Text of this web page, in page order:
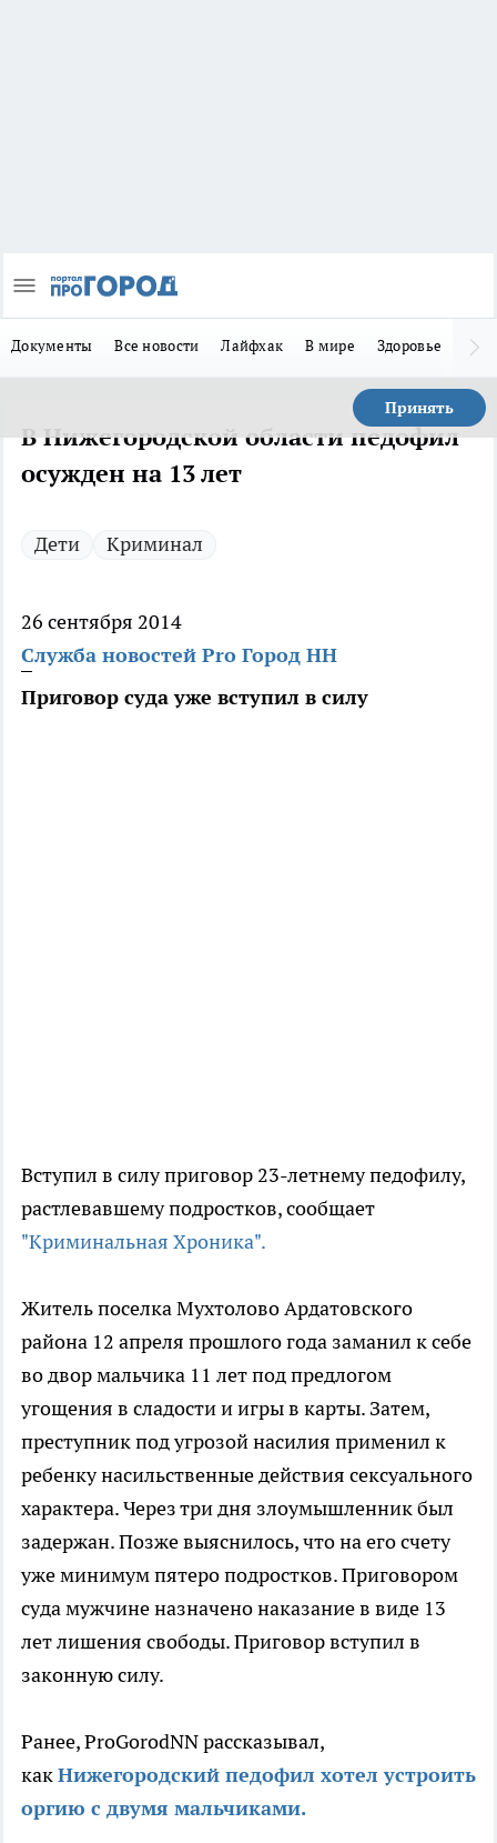
Документы Все новости Лайфхак В мире Здоровье
Принять
В Нижегородской области педофил
осужден на 13 лет
Дети Криминал
26 сентября 2014
Служба новостей Pro Город НН
Приговор суда уже вступил в силу
Вступил в силу приговор 23-летнему педофилу,
растлевавшему подростков, сообщает
"Криминальная Хроника".
Житель поселка Мухтолово Ардатовского
района 12 апреля прошлого года заманил к себе
во двор мальчика 11 лет под предлогом
угощения в сладости и игры в карты. Затем,
преступник под угрозой насилия применил к
ребенку насильственные действия сексуального
характера. Через три дня злоумышленник был
задержан. Позже выяснилось, что на его счету
уже минимум пятеро подростков. Приговором
суда мужчине назначено наказание в виде 13
лет лишения свободы. Приговор вступил в
законную силу.
Ранее, ProGorodNN рассказывал,
какНижегородский педофил хотел устроить
оргию с двумя мальчиками.